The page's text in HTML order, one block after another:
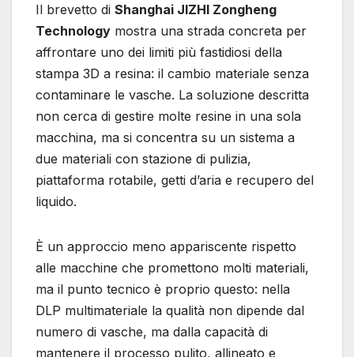
Il brevetto di Shanghai JIZHI Zongheng
Technology mostra una strada concreta per
affrontare uno dei limiti più fastidiosi della
stampa 3D a resina: il cambio materiale senza
contaminare le vasche. La soluzione descritta
non cerca di gestire molte resine in una sola
macchina, ma si concentra su un sistema a
due materiali con stazione di pulizia,
piattaforma rotabile, getti d’aria e recupero del
liquido.
È un approccio meno appariscente rispetto
alle macchine che promettono molti materiali,
ma il punto tecnico è proprio questo: nella
DLP multimateriale la qualità non dipende dal
numero di vasche, ma dalla capacità di
mantenere il processo pulito, allineato e